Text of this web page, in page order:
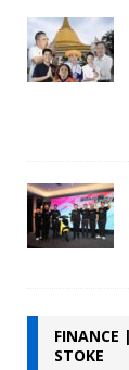
FINANCE
STOKE